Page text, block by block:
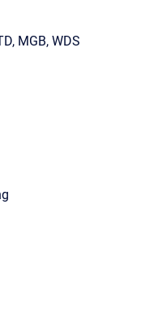
MGB, WDS